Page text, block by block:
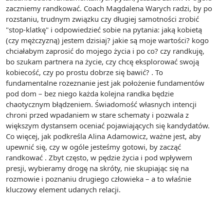
zaczniemy randkować. Coach Magdalena Warych radzi, by po
rozstaniu, trudnym związku czy długiej samotności zrobić
"stop-klatkę" i odpowiedzieć sobie na pytania: jaką kobietą
(czy mężczyzną) jestem dzisiaj? jakie są moje wartości? kogo
chciałabym zaprosić do mojego życia i po co? czy randkuję,
bo szukam partnera na życie, czy chcę eksplorować swoją
kobiecość, czy po prostu dobrze się bawić? . To
fundamentalne rozeznanie jest jak położenie fundamentów
pod dom – bez niego każda kolejna randka będzie
chaotycznym błądzeniem. Świadomość własnych intencji
chroni przed wpadaniem w stare schematy i pozwala z
większym dystansem oceniać pojawiających się kandydatów.
Co więcej, jak podkreśla Alina Adamowicz, ważne jest, aby
upewnić się, czy w ogóle jesteśmy gotowi, by zacząć
randkować . Zbyt często, w pędzie życia i pod wpływem
presji, wybieramy drogę na skróty, nie skupiając się na
rozmowie i poznaniu drugiego człowieka – a to właśnie
kluczowy element udanych relacji.